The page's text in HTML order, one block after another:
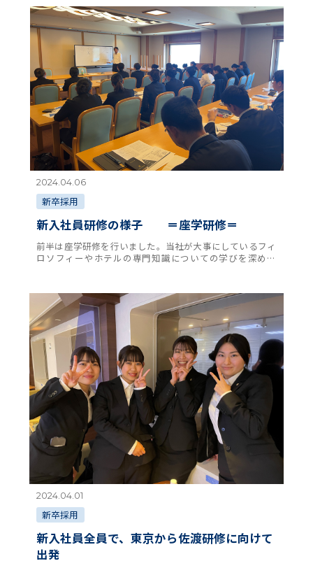
2024.04.06
新卒採用
新入社員研修の様子 ＝座学研修＝
前半は座学研修を行いました。当社が大事にしているフィ
ロソフィーやホテルの専門知識についての学びを深めま
2024.04.01
新卒採用
新入社員全員で、東京から佐渡研修に向けて
出発